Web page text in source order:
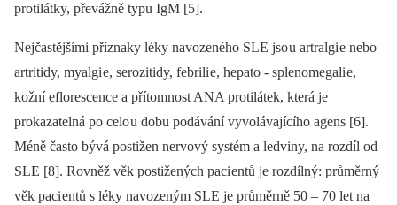
protilátky, převážně typu IgM [5].
Nejčastějšími příznaky léky navozeného SLE jso u artralgi e nebo
artritidy, myalgi e, serozitidy, febrili e, hepato -⁠ splenomegali e,
kožní eflorescence a přítomnost ANA protilátek, která je
prokazatelná po celo u dobu podávání vyvolávajícího agens [6].
Méně často bývá postižen nervový systém a ledviny, na rozdíl od
SLE [8]. Rovněž věk postižených paci entů je rozdílný: průměrný
věk paci entů s léky navozeným SLE je průměrně 50 –⁠ 70 let na